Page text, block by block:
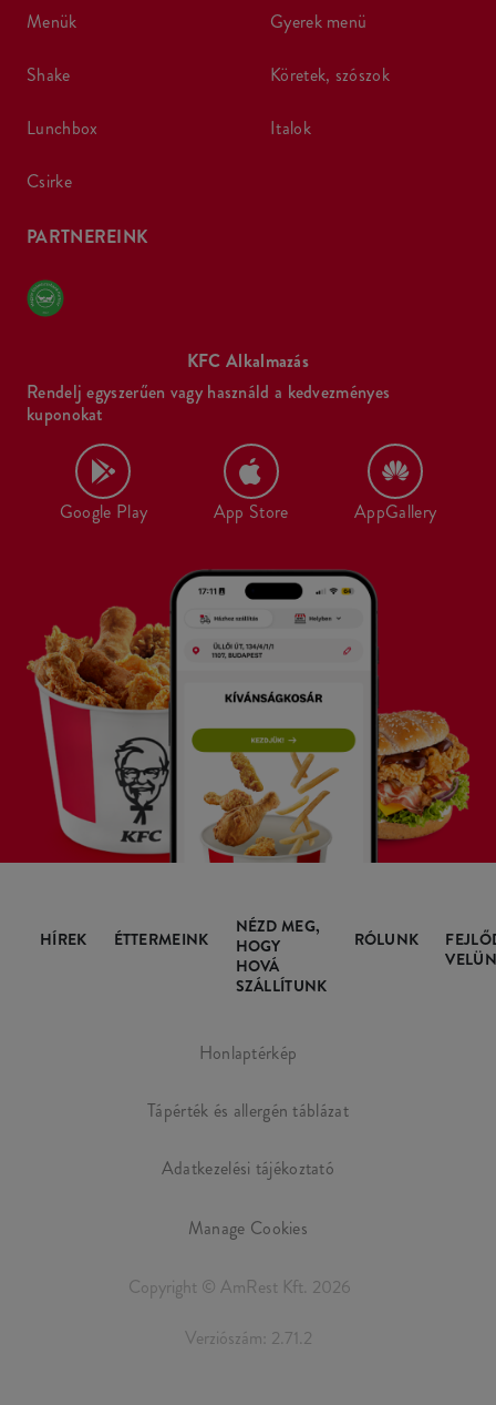
menük
shake
lunchbox
csirke
gyerek menü
köretek, szószok
italok
PARTNEREINK
KFC Alkalmazás
Rendelj egyszerűen vagy használd a kedvezményes
kuponokat
Google Play App Store AppGallery
HÍREK ÉTTERMEINK
NÉZD MEG,
HOGY
HOVÁ
SZÁLLÍTUNK
RÓLUNK
Honlaptérkép
Tápérték és allergén táblázat
Adatkezelési tájékoztató
Manage Cookies
Copyright © AmRest Kft. 2026
Verziószám: 2.71.2